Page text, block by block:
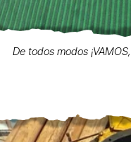
De todos modos